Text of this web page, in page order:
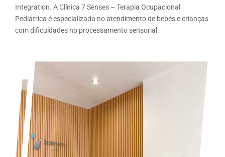
Integration. A Clínica 7 Senses – Terapia Ocupacional
Pediátrica é especializada no atendimento de bebés e crianças
com dificuldades no processamento sensorial.